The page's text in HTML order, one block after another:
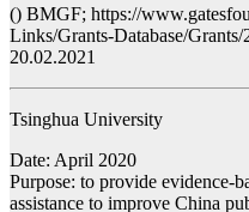
() BMGF; https://
Links/Grants-Database/
20.02.2021
Tsinghua University
Date: April 2020
Purpose: to provide evidence-
assistance to improve China